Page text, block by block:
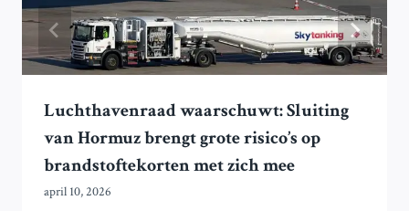
Luchthavenraad waarschuwt: Sluiting
van Hormuz brengt grote risico’s op
brandstoftekorten met zich mee
april 10, 2026